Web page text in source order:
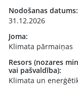
Nodošanas datums:
31.12.2026
Joma:
Klimata pārmaiņas
Resors (nozares
vai pašvaldība):
Klimata un